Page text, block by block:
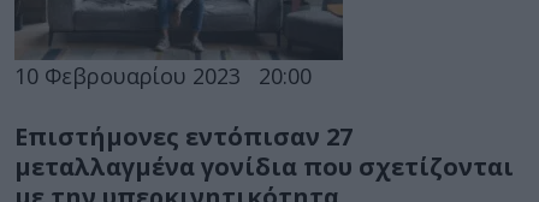
10 Φεβρουαρίου 2023 20:00
Επιστήμονες εντόπισαν 27
μεταλλαγμένα γονίδια που σχετίζονται